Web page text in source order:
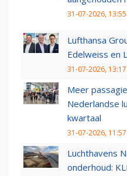
31-07-2026, 13:55
Lufthansa
Edelweiss en
31-07-2026, 13:17
Meer
Nederlandse
kwartaal
31-07-2026, 11:57
Luchthavens
onderhoud: